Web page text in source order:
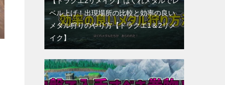
ベル上げ！出現場所の比較と効率の良い
メタル狩りのやり方【ドラクエ1＆2リメ
イク】